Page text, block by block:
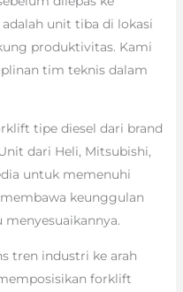
unit tiba di lokasi
produktivitas. Kami
tim teknis dalam
tipe diesel dari brand
dari Heli, Mitsubishi,
untuk memenuhi
keunggulan
tren industri ke arah
forklift